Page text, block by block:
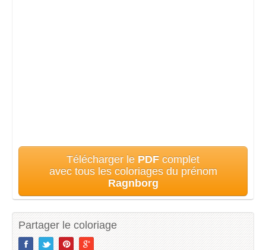
Télécharger le PDF complet
avec tous les coloriages du prénom
Ragnborg
Partager le coloriage